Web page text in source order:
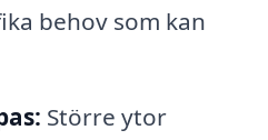
behov som kan
Större ytor